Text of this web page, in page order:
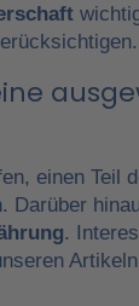
einen Teil
Darüber
.